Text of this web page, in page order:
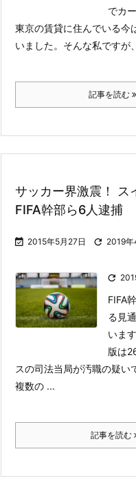
でカ
東京の賃貸に住んでいる今
いました。 そんな私ですが
記事を読む
サッカー界激震！ ス
FIFA幹部ら6人逮捕
 2015年5月27日  2019年

FIFA
る見
いま
版は
スの司法当局が汚職の疑い
複数の ...
記事を読む